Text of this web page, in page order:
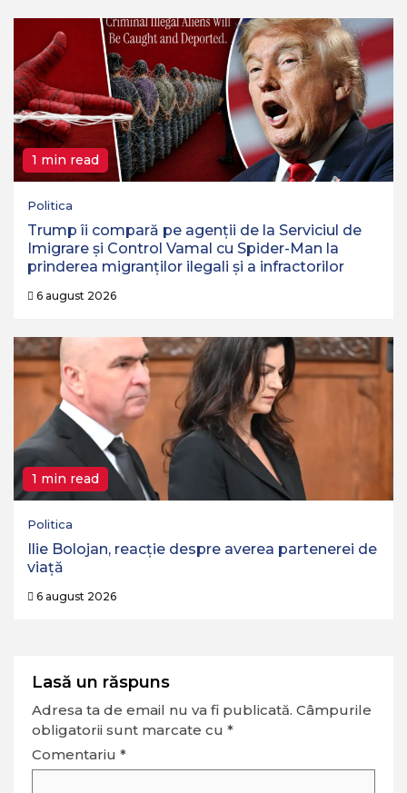
1 min read
Politica
Trump îi compară pe agenții de la Serviciul de
Imigrare și Control Vamal cu Spider-Man la
prinderea migranților ilegali și a infractorilor
6 august 2026
1 min read
Politica
Ilie Bolojan, reacție despre averea partenerei de
viață
6 august 2026
Lasă un răspuns
Adresa ta de email nu va fi publicată. Câmpurile
obligatorii sunt marcate cu *
Comentariu *